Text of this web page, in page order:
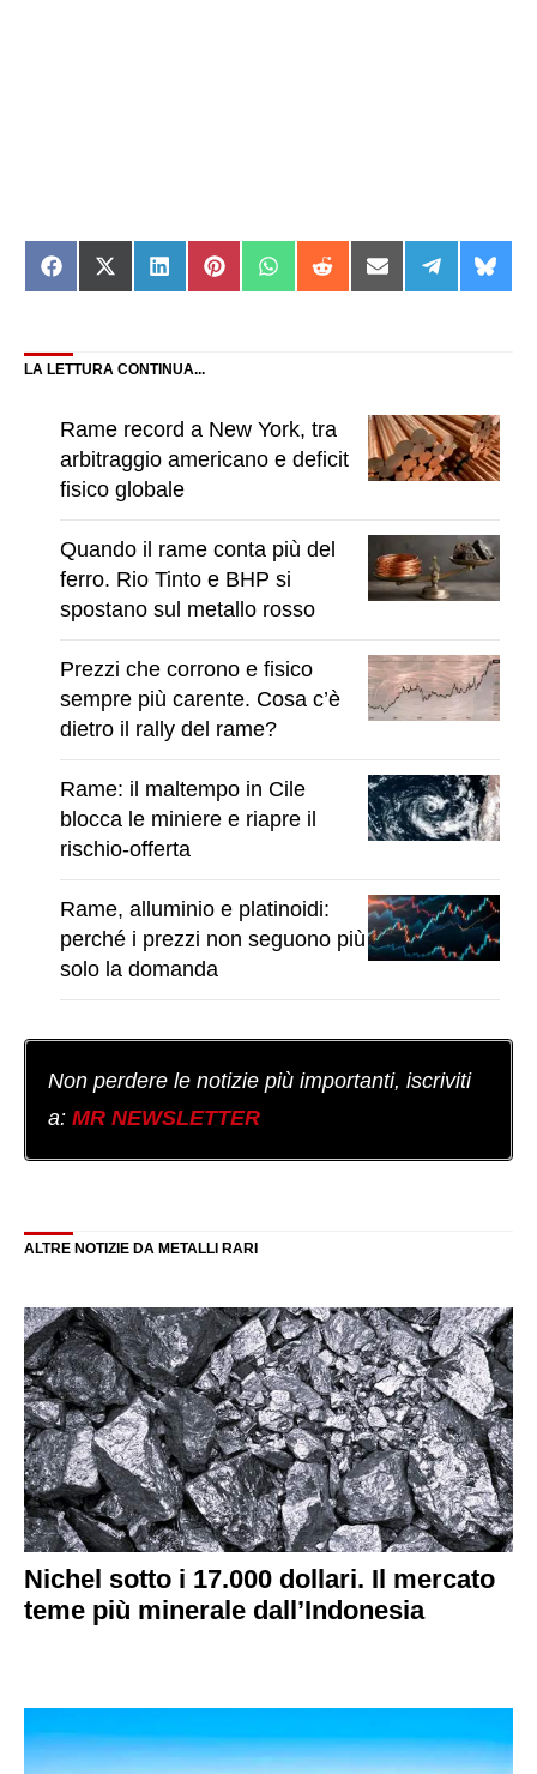
Share
on
Share
on
Share
on
Share
on
Share
on
Share
on
Share
on
Share
on
on
LA LETTURA CONTINUA...
Rame record a New York, tra
arbitraggio americano e deficit
fisico globale
Quando il rame conta più del
ferro. Rio Tinto e BHP si
spostano sul metallo rosso
Prezzi che corrono e fisico
sempre più carente. Cosa c’è
dietro il rally del rame?
Rame: il maltempo in Cile
blocca le miniere e riapre il
rischio-offerta
Rame, alluminio e platinoidi:
perché i prezzi non seguono più
solo la domanda
Non perdere le notizie più importanti, iscriviti
a: MR NEWSLETTER
ALTRE NOTIZIE DA METALLI RARI
Nichel sotto i 17.000 dollari. Il mercato
teme più minerale dall’Indonesia